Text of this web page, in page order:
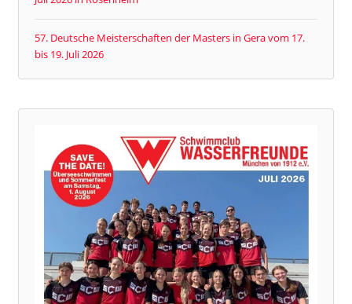
57. Deutsche Meisterschaften der Masters in Gera vom 17.
bis 19. Juli 2026